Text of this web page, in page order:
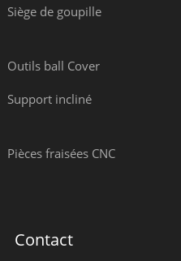
Siège de goupille
Outils ball Cover
Support incliné
Pièces fraisées CNC
Contact